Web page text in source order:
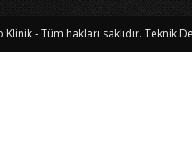
- Tüm hakları saklıdır. Teknik